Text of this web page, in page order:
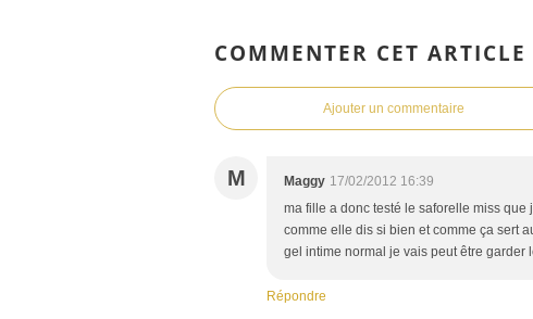
COMMENTER CET ARTICLE
Ajouter un commentaire
M Maggy 17/02/2012 16:39
ma fille a donc testé le saforelle miss
comme elle dis si bien et comme ça sert
gel intime normal je vais peut être garder
Répondre